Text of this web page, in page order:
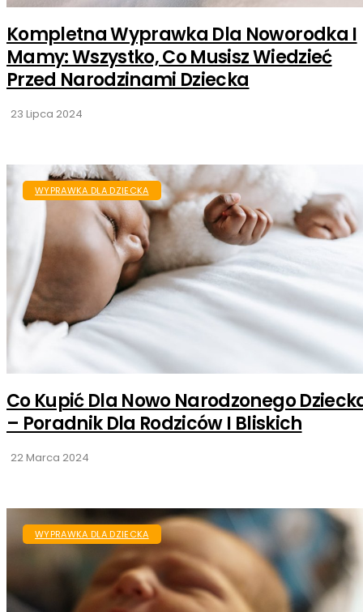
Kompletna Wyprawka Dla Noworodka I
Mamy: Wszystko, Co Musisz Wiedzieć
Przed Narodzinami Dziecka
23 Lipca 2024
WYPRAWKA DLA DZIECKA
Co Kupić Dla Nowo Narodzonego
– Poradnik Dla Rodziców I Bliskich
22 Marca 2024
WYPRAWKA DLA DZIECKA